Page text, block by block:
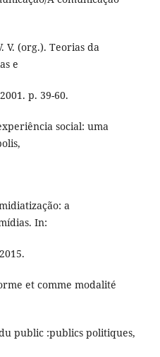
V. (org.). Teorias da
e
p. 39-60.
social: uma
a
In:
et comme modalité
du public :publics politiques,